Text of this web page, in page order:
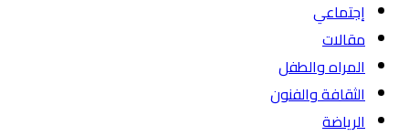
إجتماعي
مقالات
المراه والطفل
الثقافة والفنون
الرياضة